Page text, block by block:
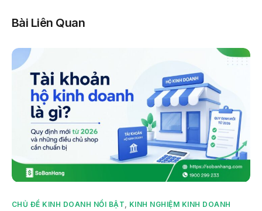
Bài Liên Quan
CHỦ ĐỀ KINH DOANH NỔI BẬT KINH NGHIỆM KINH DOANH